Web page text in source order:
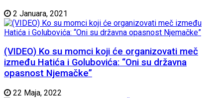
2 Januara, 2021
(VIDEO) Ko su momci koji će organizovati meč
između Hatića i Golubovića: “Oni su državna
opasnost Njemačke”
22 Maja, 2022